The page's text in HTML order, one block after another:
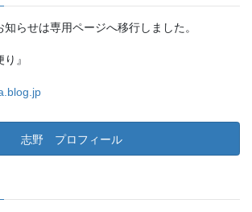
らせは専用ページへ移行しました。
』
志野 プロフィール